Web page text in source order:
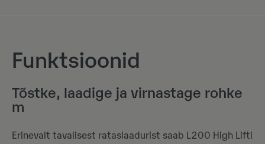
Funktsioonid
Tõstke, laadige ja virnastage rohke
m
Erinevalt tavalisest rataslaadurist saab L200 High Lifti